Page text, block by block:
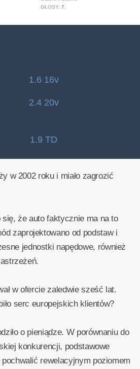
GŁOSY: 7
1.6 16v
2.4 20v
1.9 TD
w 2002 roku i miało zagrozić
się, że auto faktycznie ma na to
zaprojektowano od podstaw i
jednostki napędowe, również
w ofercie zaledwie sześć lat.
serc europejskich klientów?
o pieniądze. W porównaniu do
konkurencji, podstawowe
pochwalić rewelacyjnym poziomem